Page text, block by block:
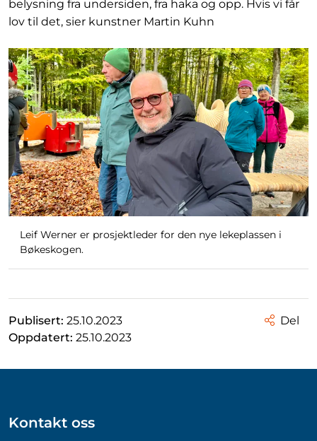
belysning fra undersiden, fra haka og opp. Hvis vi får
lov til det, sier kunstner Martin Kuhn
Leif Werner er prosjektleder for den nye lekeplassen i
Bøkeskogen.
Publisert: 25.10.2023
Oppdatert: 25.10.2023
Del
Kontakt oss